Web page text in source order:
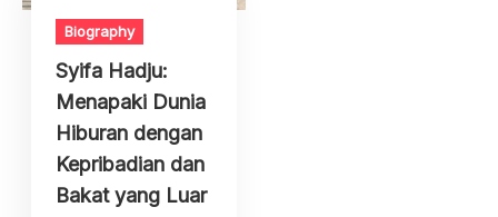
Biography
Syifa Hadju:
Menapaki Dunia
Hiburan dengan
Kepribadian dan
Bakat yang Luar